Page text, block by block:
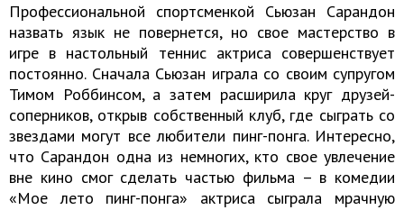
Профессиональной спортсменкой Сьюзан Сарандон
назвать язык не повернется, но свое мастерство в
игре в настольный теннис актриса совершенствует
постоянно. Сначала Сьюзан играла со своим супругом
Тимом Роббинсом, а затем расширила круг друзей-
соперников, открыв собственный клуб, где сыграть со
звездами могут все любители пинг-понга. Интересно,
что Сарандон одна из немногих, кто свое увлечение
вне кино смог сделать частью фильма – в комедии
«Мое лето пинг-понга» актриса сыграла мрачную